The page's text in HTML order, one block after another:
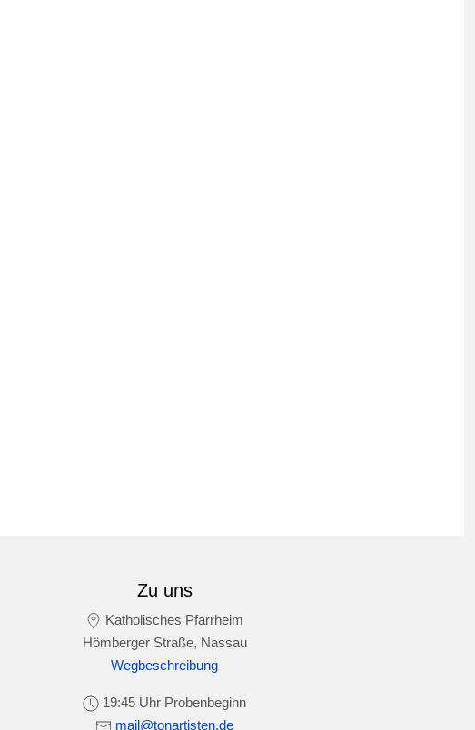
Zu uns
Katholisches Pfarrheim
Hömberger Straße, Nassau
Wegbeschreibung
19:45 Uhr Probenbeginn
mail@tonartisten.de